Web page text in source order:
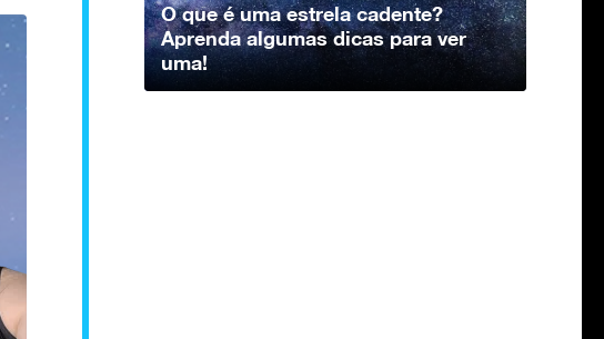
O que é uma estrela cadente?
Aprenda algumas dicas para ver
uma!